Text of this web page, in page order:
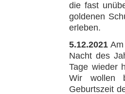
die fast
goldenen
erleben.
5.12.2021
Nacht des
Tage wieder
Wir wollen
Geburtszeit